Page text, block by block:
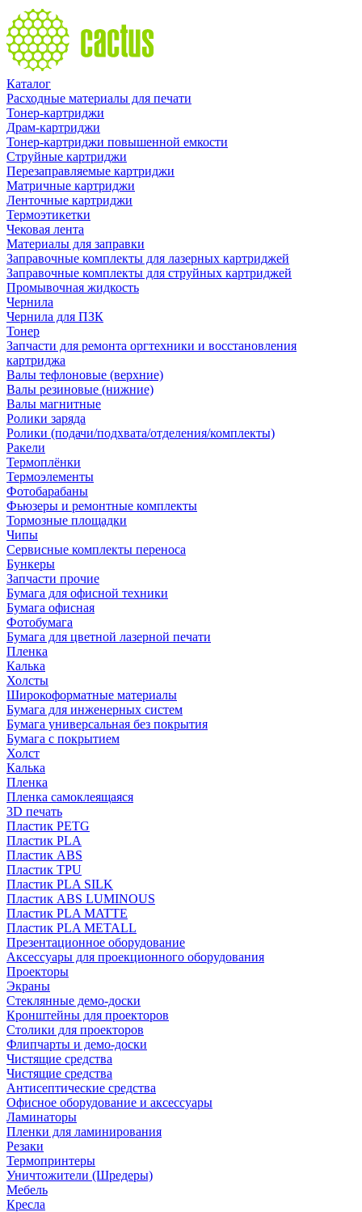
Каталог
Расходные материалы для печати
Тонер-картриджи
Драм-картриджи
Тонер-картриджи повышенной емкости
Струйные картриджи
Перезаправляемые картриджи
Матричные картриджи
Ленточные картриджи
Термоэтикетки
Чековая лента
Материалы для заправки
Заправочные комплекты для лазерных картриджей
Заправочные комплекты для струйных картриджей
Промывочная жидкость
Чернила
Чернила для ПЗК
Тонер
Запчасти для ремонта оргтехники и восстановления
картриджа
Валы тефлоновые (верхние)
Валы резиновые (нижние)
Валы магнитные
Ролики заряда
Ролики (подачи/подхвата/отделения/комплекты)
Ракели
Термоплёнки
Термоэлементы
Фотобарабаны
Фьюзеры и ремонтные комплекты
Тормозные площадки
Чипы
Сервисные комплекты переноса
Бункеры
Запчасти прочие
Бумага для офисной техники
Бумага офисная
Фотобумага
Бумага для цветной лазерной печати
Пленка
Калька
Холсты
Широкоформатные материалы
Бумага для инженерных систем
Бумага универсальная без покрытия
Бумага с покрытием
Холст
Калька
Пленка
Пленка самоклеящаяся
3D печать
Пластик PETG
Пластик PLA
Пластик ABS
Пластик TPU
Пластик PLA SILK
Пластик ABS LUMINOUS
Пластик PLA MATTE
Пластик PLA METALL
Презентационное оборудование
Аксессуары для проекционного оборудования
Проекторы
Экраны
Стеклянные демо-доски
Кронштейны для проекторов
Столики для проекторов
Флипчарты и демо-доски
Чистящие средства
Чистящие средства
Антисептические средства
Офисное оборудование и аксессуары
Ламинаторы
Пленки для ламинирования
Резаки
Термопринтеры
Уничтожители (Шредеры)
Мебель
Кресла